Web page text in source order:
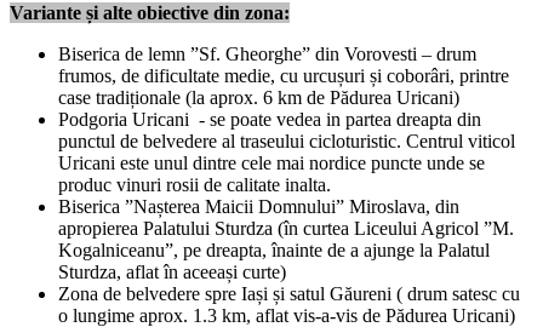
Variante și alte obiective din zona:
Biserica de lemn ”Sf. Gheorghe” din Vorovesti – drum
frumos, de dificultate medie, cu urcușuri și coborâri, printre
case tradiționale (la aprox. 6 km de Pădurea Uricani)
Podgoria Uricani - se poate vedea in partea dreapta din
punctul de belvedere al traseului cicloturistic. Centrul viticol
Uricani este unul dintre cele mai nordice puncte unde se
produc vinuri rosii de calitate inalta.
Biserica ”Nașterea Maicii Domnului” Miroslava, din
apropierea Palatului Sturdza (în curtea Liceului Agricol ”M.
Kogalniceanu”, pe dreapta, înainte de a ajunge la Palatul
Sturdza, aflat în aceeași curte)
Zona de belvedere spre Iași și satul Găureni ( drum satesc cu
o lungime aprox. 1.3 km, aflat vis-a-vis de Pădurea Uricani)